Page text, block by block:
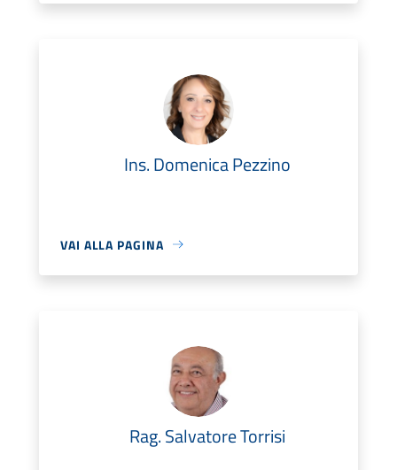
Ins. Domenica Pezzino
VAI ALLA PAGINA
Rag. Salvatore Torrisi